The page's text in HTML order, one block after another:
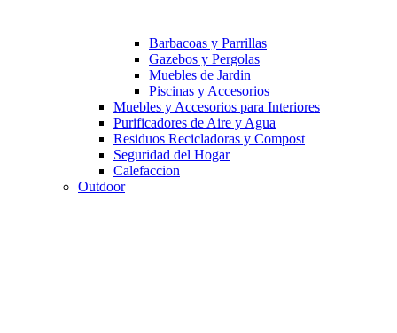
Barbacoas y Parrillas
Gazebos y Pergolas
Muebles de Jardin
Piscinas y Accesorios
Muebles y Accesorios para Interiores
Purificadores de Aire y Agua
Residuos Recicladoras y Compost
Seguridad del Hogar
Calefaccion
Outdoor